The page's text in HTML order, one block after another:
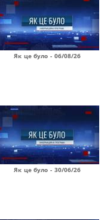
Як це було - 06/08/26
Як це було - 30/06/26